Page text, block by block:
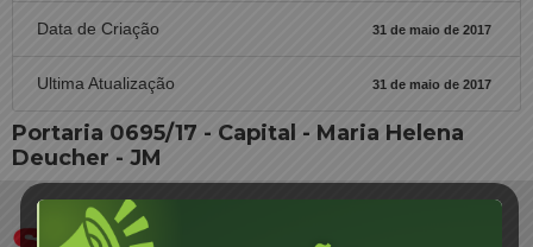
Data de Criação 31 de maio de 2017
Ultima Atualização 31 de maio de 2017
Portaria 0695/17 - Capital - Maria Helena
Deucher - JM